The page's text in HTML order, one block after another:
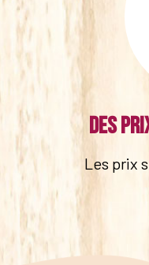
Des
Les prix